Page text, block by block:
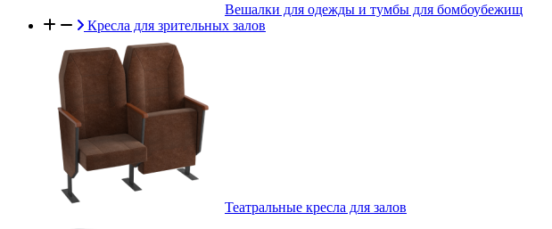
Вешалки для одежды и тумбы для бомбоубежищ
Кресла для зрительных залов
Театральные кресла для залов